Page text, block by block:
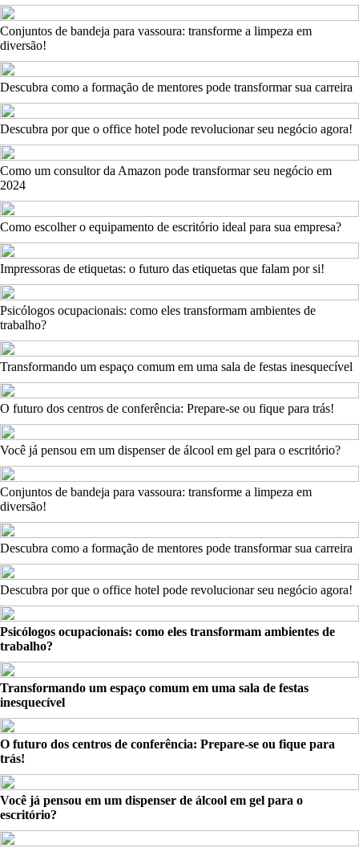
Conjuntos de bandeja para vassoura: transforme a limpeza em
diversão!
Descubra como a formação de mentores pode transformar sua carreira
Descubra por que o office hotel pode revolucionar seu negócio agora!
Como um consultor da Amazon pode transformar seu negócio em
2024
Como escolher o equipamento de escritório ideal para sua empresa?
Impressoras de etiquetas: o futuro das etiquetas que falam por si!
Psicólogos ocupacionais: como eles transformam ambientes de
trabalho?
Transformando um espaço comum em uma sala de festas inesquecível
O futuro dos centros de conferência: Prepare-se ou fique para trás!
Você já pensou em um dispenser de álcool em gel para o escritório?
Conjuntos de bandeja para vassoura: transforme a limpeza em
diversão!
Descubra como a formação de mentores pode transformar sua carreira
Descubra por que o office hotel pode revolucionar seu negócio agora!
Psicólogos ocupacionais: como eles transformam ambientes de
trabalho?
Transformando um espaço comum em uma sala de festas
inesquecível
O futuro dos centros de conferência: Prepare-se ou fique para
trás!
Você já pensou em um dispenser de álcool em gel para o
escritório?